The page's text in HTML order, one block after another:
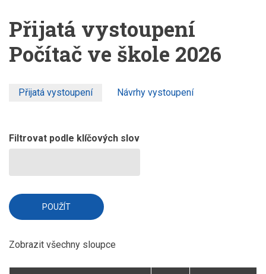
Přijatá vystoupení
Počítač ve škole 2026
Přijatá vystoupení(aktivníNávrhy vystoupení
Filtrovat podle klíčových slov
Zobrazit všechny sloupce